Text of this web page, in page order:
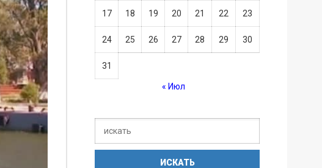
17 18 19 20 21 22 23
24 25 26 27 28 29 30
31
« Июл